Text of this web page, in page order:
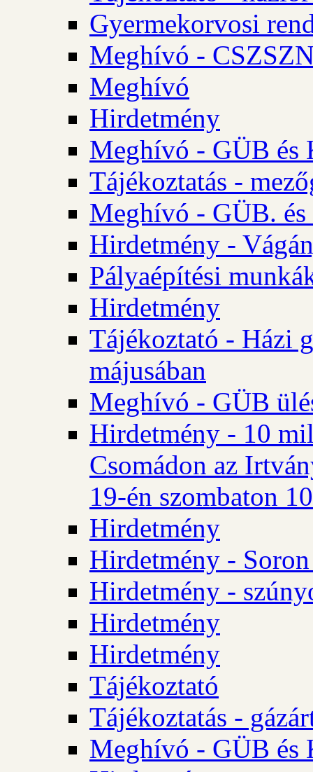
Gyermekorvosi
Meghívó -
Meghívó
Hirdetmény
Meghívó - GÜB és
Tájékoztatás -
Meghívó - GÜB.
Hirdetmény -
Pályaépítési
Hirdetmény
Tájékoztató - Házi
májusában
Meghívó - GÜB
Hirdetmény - 10
Csomádon az
19-én szombaton
Hirdetmény
Hirdetmény -
Hirdetmény -
Hirdetmény
Hirdetmény
Tájékoztató
Tájékoztatás -
Meghívó - GÜB és